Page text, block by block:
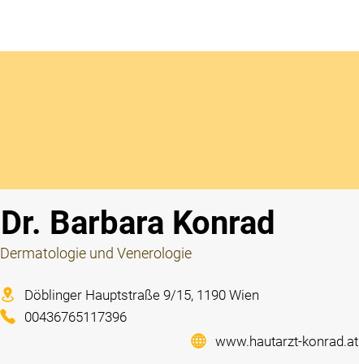
Dr. Barbara Konrad
Dermatologie und Venerologie
Döblinger Hauptstraße 9/15, 1190 Wien
00436765117396
www.hautarzt-konrad.at